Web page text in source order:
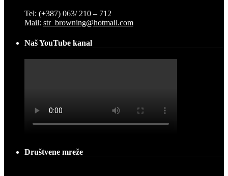
Tel: (+387) 063/ 210 – 712
Mail: str_browning@hotmail.com
Naš YouTube kanal
Društvene mreže